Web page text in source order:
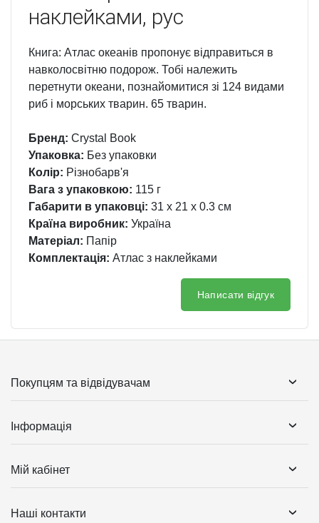
наклейками, рус
Книга: Атлас океанів пропонує відправиться в
навколосвітню подорож. Тобі належить
перетнути океани, познайомитися зі 124 видами
риб і морських тварин. 65 тварин.
Бренд: Crystal Book
Упаковка: Без упаковки
Колір: Різнобарв'я
Вага з упаковкою: 115 г
Габарити в упаковці: 31 x 21 x 0.3 см
Країна виробник: Україна
Матеріал: Папір
Комплектація: Атлас з наклейками
Написати відгук
Покупцям та відвідувачам
Інформація
Мій кабінет
Наші контакти